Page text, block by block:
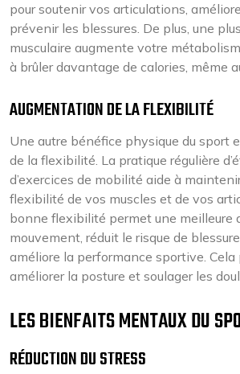
pour soutenir vos articulations,
prévenir les blessures. De plus, une
musculaire augmente votre
à brûler davantage de calories, même
AUGMENTATION DE LA FLEXIBILITÉ
Une autre bénéfice physique du sport
de la flexibilité. La pratique régulière
d’exercices de mobilité aide à
flexibilité de vos muscles et de vos
bonne flexibilité permet une meilleure
mouvement, réduit le risque de
améliore la performance sportive.
améliorer la posture et soulager les
LES BIENFAITS MENTAUX DU
RÉDUCTION DU STRESS